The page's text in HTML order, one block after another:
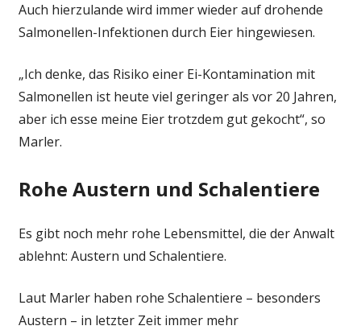
Auch hierzulande wird immer wieder auf drohende
Salmonellen-Infektionen durch Eier hingewiesen.
„Ich denke, das Risiko einer Ei-Kontamination mit
Salmonellen ist heute viel geringer als vor 20 Jahren,
aber ich esse meine Eier trotzdem gut gekocht“, so
Marler.
Rohe Austern und Schalentiere
Es gibt noch mehr rohe Lebensmittel, die der Anwalt
ablehnt: Austern und Schalentiere.
Laut Marler haben rohe Schalentiere – besonders
Austern – in letzter Zeit immer mehr